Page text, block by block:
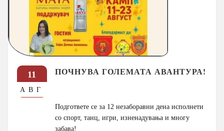
11
АВГ
ПОЧНУВА ГОЛЕМАТА АВАНТУРА!
Подгответе се за 12 незаборавни дена исполнети
со спорт, танц, игри, изненадувања и многу
забава!